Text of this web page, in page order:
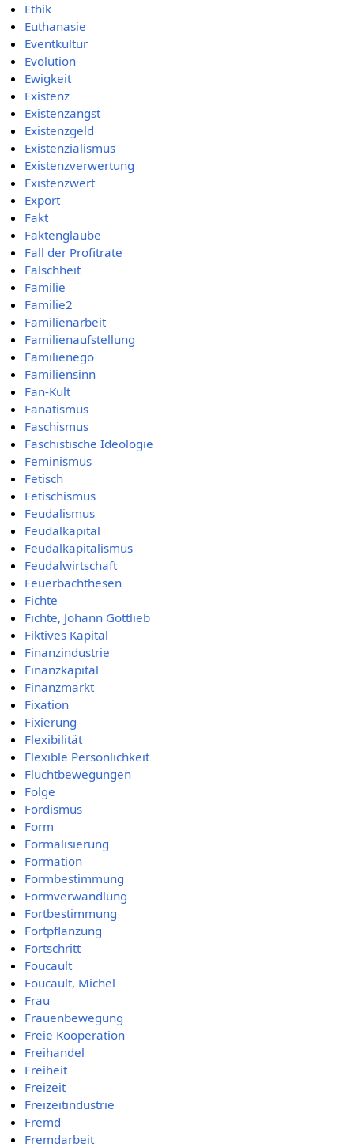
Ethik
Euthanasie
Eventkultur
Evolution
Ewigkeit
Existenz
Existenzangst
Existenzgeld
Existenzialismus
Existenzverwertung
Existenzwert
Export
Fakt
Faktenglaube
Fall der Profitrate
Falschheit
Familie
Familie2
Familienarbeit
Familienaufstellung
Familienego
Familiensinn
Fan-Kult
Fanatismus
Faschismus
Faschistische Ideologie
Feminismus
Fetisch
Fetischismus
Feudalismus
Feudalkapital
Feudalkapitalismus
Feudalwirtschaft
Feuerbachthesen
Fichte
Fichte, Johann Gottlieb
Fiktives Kapital
Finanzindustrie
Finanzkapital
Finanzmarkt
Fixation
Fixierung
Flexibilität
Flexible Persönlichkeit
Fluchtbewegungen
Folge
Fordismus
Form
Formalisierung
Formation
Formbestimmung
Formverwandlung
Fortbestimmung
Fortpflanzung
Fortschritt
Foucault
Foucault, Michel
Frau
Frauenbewegung
Freie Kooperation
Freihandel
Freiheit
Freizeit
Freizeitindustrie
Fremd
Fremdarbeit